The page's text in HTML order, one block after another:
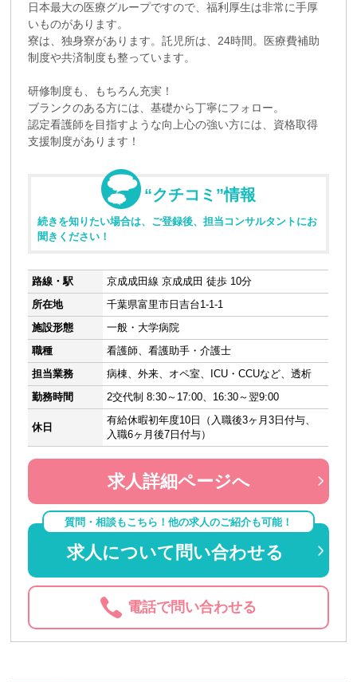
日本最大の医療グループですので、福利厚生は非常に手厚
いものがあります。
寮は、独身寮があります。託児所は、24時間。医療費補助
制度や共済制度も整っています。
研修制度も、もちろん充実！
ブランクのある方には、基礎から丁寧にフォロー。
認定看護師を目指すような向上心の強い方には、資格取得
支援制度があります！
“クチコミ”情報
続きを知りたい場合は、ご登録後、担当コンサルタントにお
聞きください！
路線・駅
京成成田線 京成成田 徒歩 10分
所在地
千葉県富里市日吉台1-1-1
施設形態
一般・大学病院
職種
看護師、看護助手・介護士
担当業務
病棟、外来、オペ室、ICU・CCUなど、透析
勤務時間
2交代制 8:30～17:00、16:30～翌9:00
休日
有給休暇初年度10日（入職後3ヶ月3日付与、
入職6ヶ月後7日付与）
求人詳細ページへ
質問・相談もこちら！他の求人のご紹介も可能！
求人について問い合わせる
電話で問い合わせる